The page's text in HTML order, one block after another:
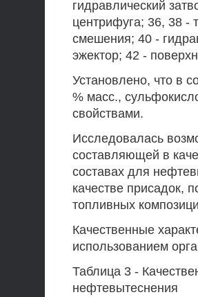
гидравлический
центрифуга; 36, 38 -
смешения; 40 -
эжектор; 42 -
Установлено, что в
% масс.,
свойствами.
Исследовалась
составляющей в
составах для
качестве присадок,
топливных
Качественные
использованием
Таблица 3 -
нефтевытеснения